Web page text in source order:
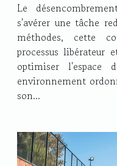
Le
s'avérer une tâche
méthodes, cette
processus libérateur
optimiser l'espace
environnement
son...